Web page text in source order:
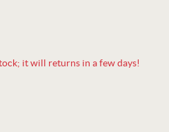
it will returns in a few days!